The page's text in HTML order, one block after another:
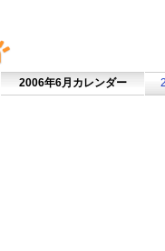
2006年6月カレンダー